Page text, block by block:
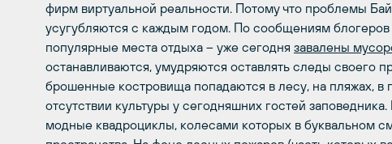
фирм виртуальной реальности. Потому что проблемы
усугубляются с каждым годом. По сообщениям блогеров
популярные места отдыха – уже сегодня завалены
останавливаются, умудряются оставлять следы своего
брошенные костровища попадаются в лесу, на пляжах, в
отсутствии культуры у сегодняшних гостей
модные квадроциклы, колесами которых в буквальном